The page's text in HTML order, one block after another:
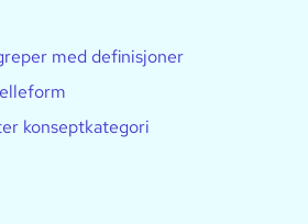
med definisjoner
konseptkategori